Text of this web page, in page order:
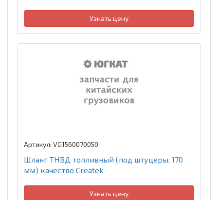
Узнать цену
Артикул: VG1560070050
Шланг ТНВД топливный (под штуцеры, 170
мм) качество Createk
Узнать цену